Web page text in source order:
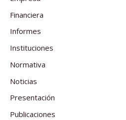
Financiera
Informes
Instituciones
Normativa
Noticias
Presentación
Publicaciones